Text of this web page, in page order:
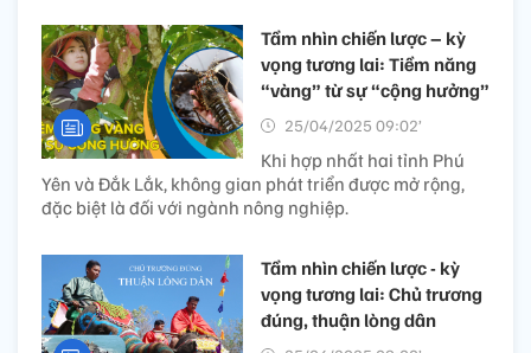
Tầm nhìn chiến lược – kỳ
vọng tương lai: Tiềm năng
“vàng” từ sự “cộng hưởng”
25/04/2025 09:02’
Khi hợp nhất hai tỉnh Phú
Yên và Đắk Lắk, không gian phát triển được mở rộng,
đặc biệt là đối với ngành nông nghiệp.
Tầm nhìn chiến lược - kỳ
vọng tương lai: Chủ trương
đúng, thuận lòng dân